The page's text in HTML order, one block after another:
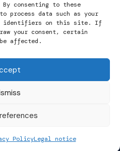
consenting to these
process data such as your
identifiers on this site. If
your consent, certain
affected.
PolicyLegal notice